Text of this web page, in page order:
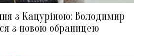
з Кацуріною: Володимир
з новою обраницею